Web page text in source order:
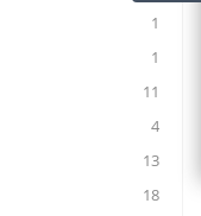
1
1
11
4
13
18